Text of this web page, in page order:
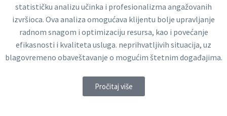
statističku analizu učinka i profesionalizma angažovanih
izvršioca. Ova analiza omogućava klijentu bolje upravljanje
radnom snagom i optimizaciju resursa, kao i povećanje
efikasnosti i kvaliteta usluga. neprihvatljivih situacija, uz
blagovremeno obaveštavanje o mogućim štetnim događajima.
Pročitaj više